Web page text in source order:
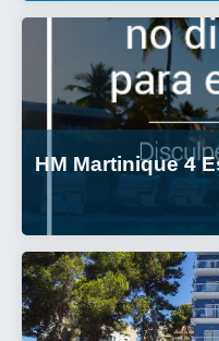
HM Martinique 4